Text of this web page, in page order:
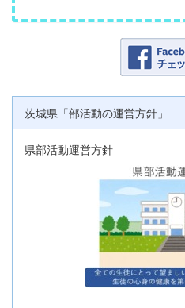
茨城県「部活動の運営方針」
県部活動運営方針